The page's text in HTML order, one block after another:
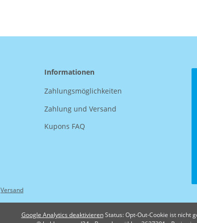
Informationen
Zahlungsmöglichkeiten
Zahlung und Versand
Kupons FAQ
Versand
Google Analytics deaktivieren Status: Opt-Out-Cookie ist nicht